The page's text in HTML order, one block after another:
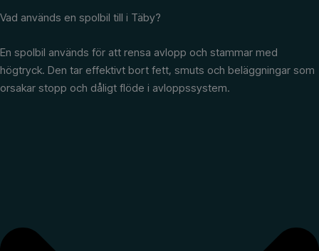
Vad används en spolbil till i Täby?
En spolbil används för att rensa avlopp och stammar med
högtryck. Den tar effektivt bort fett, smuts och beläggningar som
orsakar stopp och dåligt flöde i avloppssystem.